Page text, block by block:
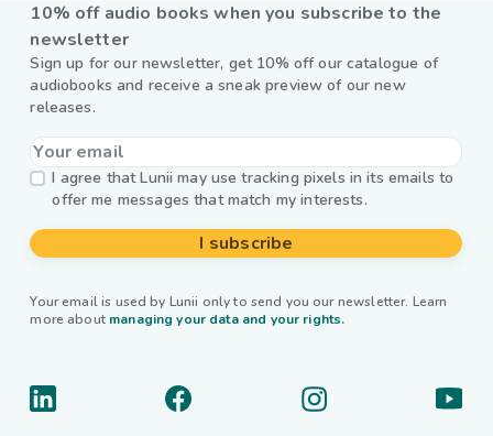
10% off audio books when you subscribe to the
newsletter
Sign up for our newsletter, get 10% off our catalogue of
audiobooks and receive a sneak preview of our new
releases.
I agree that Lunii may use tracking pixels in its emails to
offer me messages that match my interests.
I subscribe
Your email is used by Lunii only to send you our newsletter. Learn
more about managing your data and your rights.